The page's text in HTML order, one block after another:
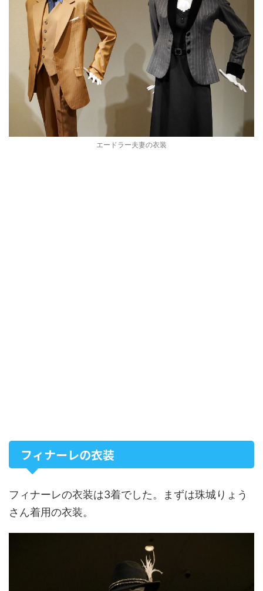
エードラー夫妻の衣装
フィナーレの衣装
フィナーレの衣装は3着でした。まずは珠城りょう
さん着用の衣装。